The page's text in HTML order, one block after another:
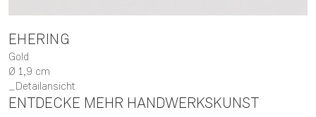
EHERING
Gold
Ø 1,9 cm
Detailansicht
ENTDECKE MEHR HANDWERKSKUNST